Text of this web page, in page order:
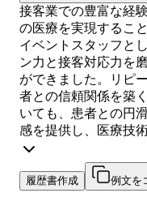
接客業での豊富な経
の医療を実現するこ
イベントスタッフと
ン力と接客対応力を
ができました。リピ
者との信頼関係を築
いても、患者との円
感を提供し、医療技
履歴書作成 例文を